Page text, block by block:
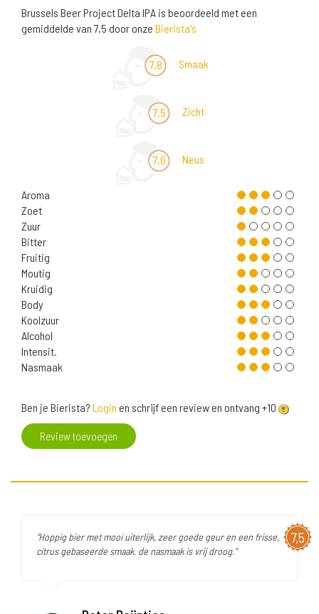
Brussels Beer Project Delta IPA is beoordeeld met een
gemiddelde van 7,5 door onze Bierista's
7,8 Smaak
7,5 Zicht
7,6 Neus
Aroma
Zoet
Zuur
Bitter
Fruitig
Moutig
Kruidig
Body
Koolzuur
Alcohol
Intensit.
Nasmaak
Ben je Bierista? Login en schrijf een review en ontvang +10
Review toevoegen
7,5
"Hoppig bier met mooi uiterlijk, zeer goede geur en een frisse,
citrus gebaseerde smaak. de nasmaak is vrij droog."